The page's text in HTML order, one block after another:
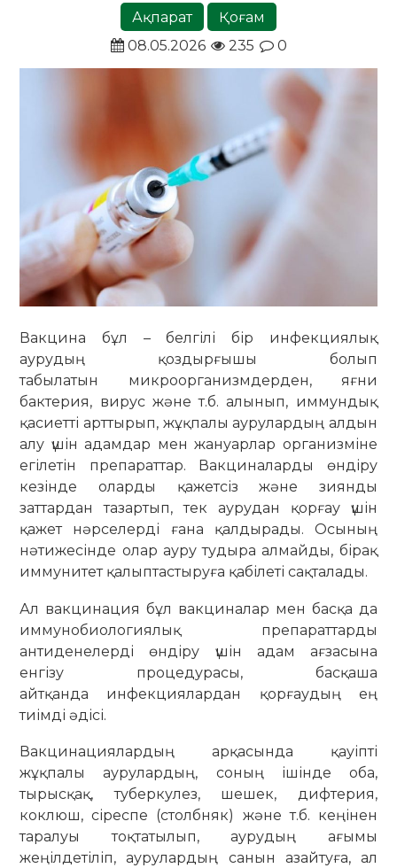
Ақпарат
Қоғам
08.05.2026
235 0
Вакцина бұл – белгілі бір инфекциялық
аурудың қоздырғышы болып
табылатын микроорганизмдерден, яғни
бактерия, вирус және т.б. алынып, иммундық
қасиетті арттырып, жұқпалы аурулардың алдын
алу үшін адамдар мен жануарлар организміне
егілетін препараттар. Вакциналарды өндіру
кезінде оларды қажетсіз және зиянды
заттардан тазартып, тек аурудан қорғау үшін
қажет нәрселерді ғана қалдырады. Осының
нәтижесінде олар ауру тудыра алмайды, бірақ
иммунитет қалыптастыруға қабілеті сақталады.
Ал вакцинация бұл вакциналар мен басқа да
иммунобиологиялық препараттарды
антиденелерді өндіру үшін адам ағзасына
енгізу процедурасы, басқаша
айтқанда инфекциялардан қорғаудың ең
тиімді әдісі.
Вакцинациялардың арқасында қауіпті
жұқпалы аурулардың, соның ішінде оба,
тырысқақ, туберкулез, шешек, дифтерия,
коклюш, сіреспе (столбняк) және т.б. кеңінен
таралуы тоқтатылып, аурудың ағымы
жеңілдетіліп, аурулардың санын азайтуға, ал